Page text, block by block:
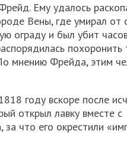
Ему удалось
Вены, где умирал от
ограду и был убит
похоронить
мнению Фрейда, этим
году вскоре после
открыл лавку вместе с
что его окрестили